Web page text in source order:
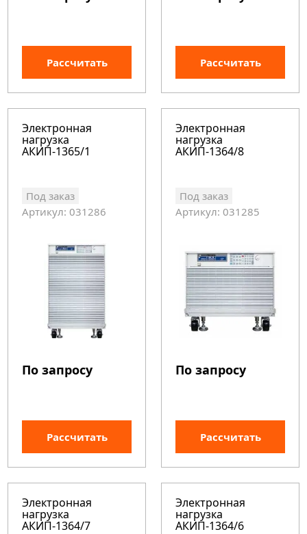
Рассчитать Рассчитать
Электронная
нагрузка
АКИП-1365/1
Под заказ
Артикул: 031286
По запросу
Рассчитать
Электронная
нагрузка
АКИП-1364/8
Под заказ
Артикул: 031285
По запросу
Рассчитать
Электронная
нагрузка
АКИП-1364/7
Электронная
нагрузка
АКИП-1364/6